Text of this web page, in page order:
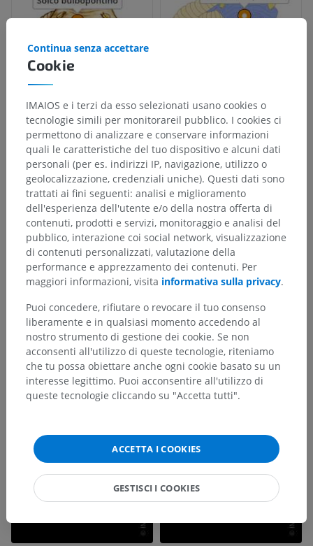
Cookie
Continua senza accettare
IMAIOS e i terzi da esso selezionati usano cookies o
tecnologie simili per monitorareil pubblico. I cookies ci
permettono di analizzare e conservare informazioni
quali le caratteristiche del tuo dispositivo e alcuni dati
personali (per es. indirizzi IP, navigazione, utilizzo o
geolocalizzazione, credenziali uniche). Questi dati sono
trattati ai fini seguenti: analisi e miglioramento
dell'esperienza dell'utente e/o della nostra offerta di
contenuti, prodotti e servizi, monitoraggio e analisi del
pubblico, interazione coi social network, visualizzazione
di contenuti personalizzati, valutazione della
performance e apprezzamento dei contenuti. Per
maggiori informazioni, visita informativa sulla privacy.
Puoi concedere, rifiutare o revocare il tuo consenso
liberamente e in qualsiasi momento accedendo al
nostro strumento di gestione dei cookie. Se non
acconsenti all'utilizzo di queste tecnologie, riteniamo
che tu possa obiettare anche ogni cookie basato su un
interesse legittimo. Puoi acconsentire all'utilizzo di
queste tecnologie cliccando su "Accetta tutti".
ACCETTA I COOKIES
GESTISCI I COOKIES